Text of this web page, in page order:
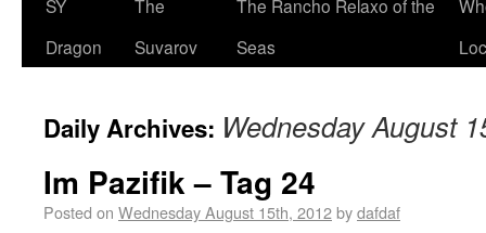
SY
Dragon
The
Suvarov
The Rancho Relaxo of the
Seas
Daily Archives: Wednesday August
Im Pazifik – Tag 24
Posted on Wednesday August 15th, 2012bydafdaf